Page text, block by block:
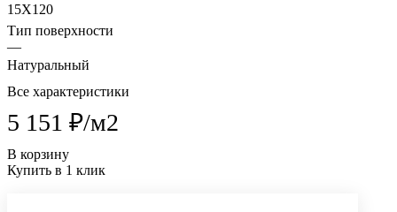
15X120
Тип поверхности
—
Натуральный
Все характеристики
5 151 ₽/м2
В корзину
Купить в 1 клик